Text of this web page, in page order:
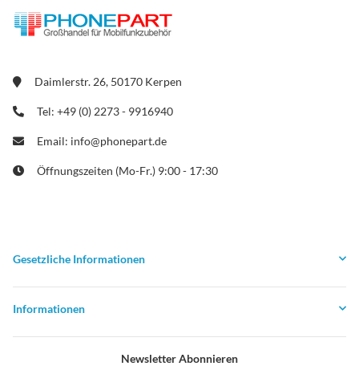
Daimlerstr. 26, 50170 Kerpen
Tel: +49 (0) 2273 - 9916940
Email: info@phonepart.de
Öffnungszeiten (Mo-Fr.) 9:00 - 17:30
Gesetzliche Informationen
Informationen
Newsletter Abonnieren